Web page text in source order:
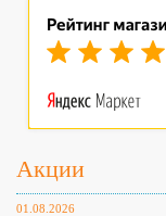
Акции
01.08.2026